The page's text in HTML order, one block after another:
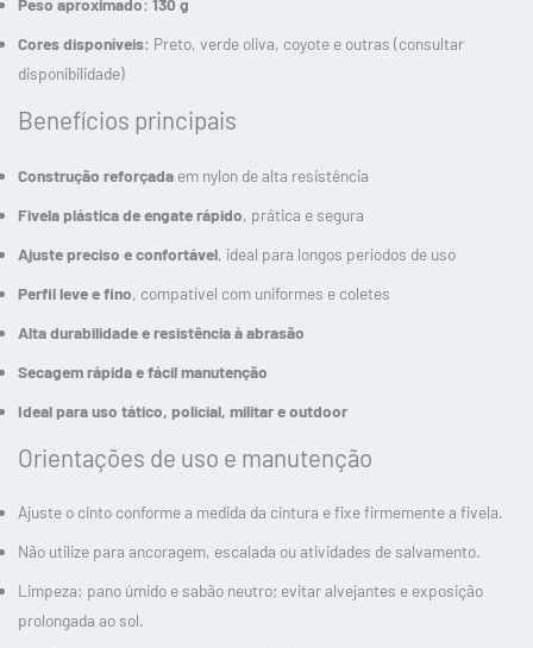
Peso aproximado: 130 g
Cores disponíveis: Preto, verde oliva, coyote e outras (consultar
disponibilidade)
Benefícios principais
Construção reforçada em nylon de alta resistência
Fivela plástica de engate rápido, prática e segura
Ajuste preciso e confortável, ideal para longos períodos de uso
Perfil leve e fino, compatível com uniformes e coletes
Alta durabilidade e resistência à abrasão
Secagem rápida e fácil manutenção
Ideal para uso tático, policial, militar e outdoor
Orientações de uso e manutenção
Ajuste o cinto conforme a medida da cintura e fixe firmemente a fivela.
Não utilize para ancoragem, escalada ou atividades de salvamento.
Limpeza: pano úmido e sabão neutro; evitar alvejantes e exposição
prolongada ao sol.